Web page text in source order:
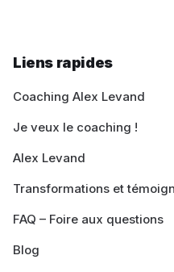
Liens rapides
Coaching Alex Levand
Je veux le coaching !
Alex Levand
Transformations et
FAQ – Foire aux questions
Blog